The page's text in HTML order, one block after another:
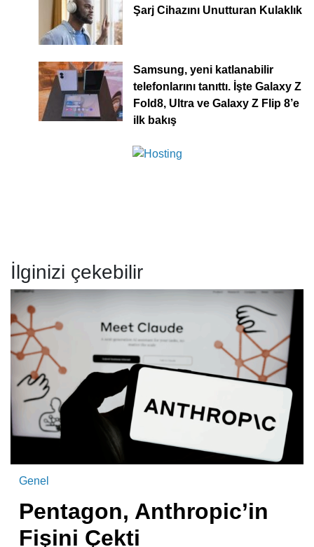
Şarj Cihazını Unutturan Kulaklık
Samsung, yeni katlanabilir
telefonlarını tanıttı. İşte Galaxy Z
Fold8, Ultra ve Galaxy Z Flip 8’e
ilk bakış
İlginizi çekebilir
Genel
Pentagon, Anthropic’in
Fişini Çekti